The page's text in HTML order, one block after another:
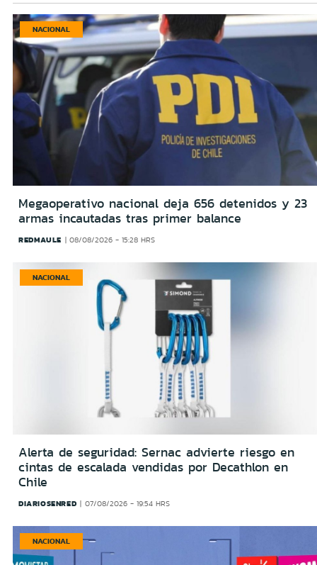
NACIONAL
Megaoperativo nacional deja 656 detenidos y 23
armas incautadas tras primer balance
REDMAULE 08/08/2026 - 15:28 HRS
NACIONAL
Alerta de seguridad: Sernac advierte riesgo en
cintas de escalada vendidas por Decathlon en
Chile
DIARIOSENRED 07/08/2026 - 19:54 HRS
NACIONAL